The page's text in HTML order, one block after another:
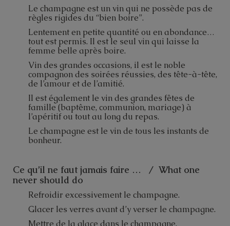
Le champagne est un vin qui ne possède pas de
règles rigides du “bien boire”.
Lentement en petite quantité ou en abondance…
tout est permis. Il est le seul vin qui laisse la
femme belle après boire.
Vin des grandes occasions, il est le noble
compagnon des soirées réussies, des tête-à-tête,
de l’amour et de l’amitié.
Il est également le vin des grandes fêtes de
famille (baptême, communion, mariage) à
l’apéritif ou tout au long du repas.
Le champagne est le vin de tous les instants de
bonheur.
Ce qu’il ne faut jamais faire … / What one
never should do
Refroidir excessivement le champagne.
Glacer les verres avant d’y verser le champagne.
Mettre de la glace dans le champagne.